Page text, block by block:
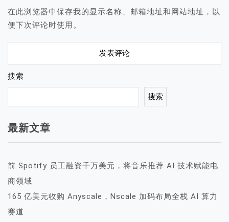
在此浏览器中保存我的显示名称、邮箱地址和网站地址，以
便下次评论时使用。
搜索
搜索
最新文章
前 Spotify 员工融资千万美元，将音乐推荐 AI 技术赋能电
商领域
165 亿美元收购 Anyscale，Nscale 加码布局全栈 AI 算力
赛道